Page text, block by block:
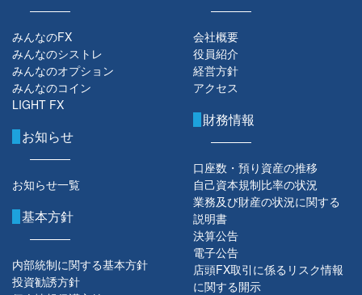
みんなのFX
みんなのシストレ
みんなのオプション
みんなのコイン
LIGHT FX
お知らせ
お知らせ一覧
会社概要
役員紹介
経営方針
アクセス
財務情報
口座数・預り資産の推移
自己資本規制比率の状況
業務及び財産の状況に関する
説明書
決算公告
電子公告
店頭FX取引に係るリスク情報
に関する開示
基本方針
内部統制に関する基本方針
投資勧誘方針